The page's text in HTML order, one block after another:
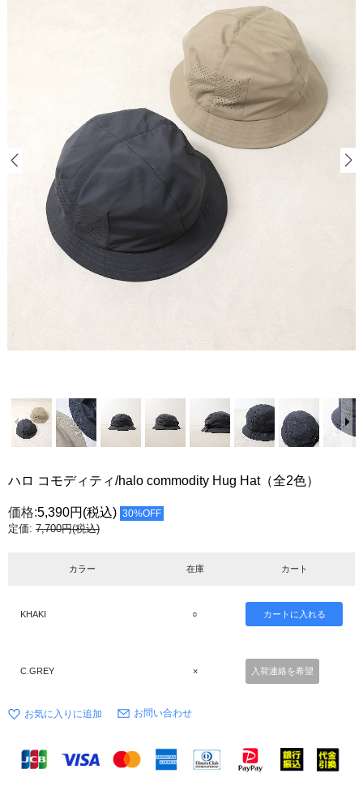
ハロ コモディティ/halo commodity Hug Hat（全2色）
価格:5,390円 (税込) 30%OFF
定価: 7,700円(税込)
カラー 在庫 カート
KHAKI ○
C.GREY × 入荷連絡を希望
お問い合わせ